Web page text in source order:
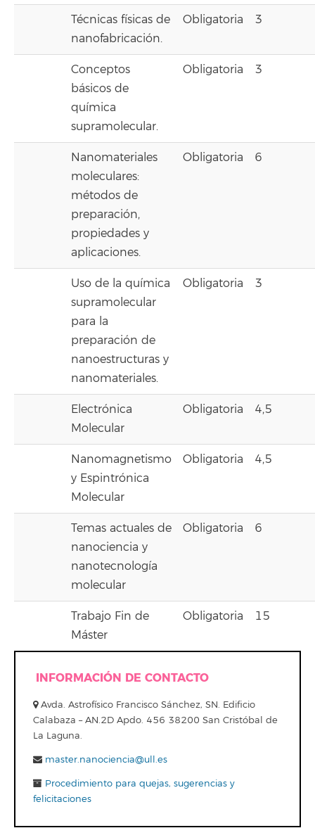
Técnicas físicas de
nanofabricación.
Obligatoria 3
Conceptos
básicos de
química
supramolecular.
Obligatoria 3
Nanomateriales
moleculares:
métodos de
preparación,
propiedades y
aplicaciones.
Obligatoria 6
Uso de la química
supramolecular
para la
preparación de
nanoestructuras y
nanomateriales.
Obligatoria 3
Electrónica
Molecular
Obligatoria 4,5
Nanomagnetismo
y Espintrónica
Molecular
Obligatoria 4,5
Temas actuales de
nanociencia y
nanotecnología
molecular
Obligatoria 6
Trabajo Fin de
Máster
Obligatoria 15
INFORMACIÓN DE CONTACTO
Avda. Astrofísico Francisco Sánchez, SN. Edificio
Calabaza – AN.2D Apdo. 456 38200 San Cristóbal de
La Laguna.
master.nanociencia@ull.es
Procedimiento para quejas, sugerencias y
felicitaciones